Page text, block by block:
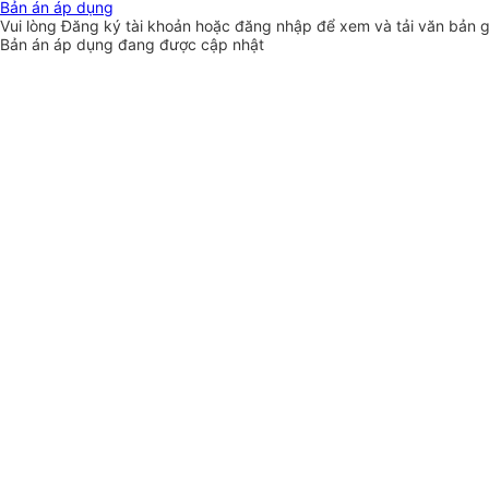
Bản án áp dụng
Vui lòngĐăng ký tài khoản hoặc đăng nhập để xem và tải văn bản
Bản án áp dụng đang được cập nhật